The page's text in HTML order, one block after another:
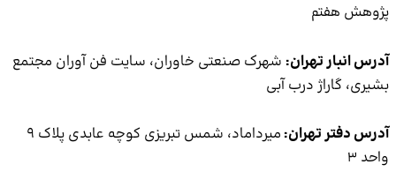
تهران:شهرک صنعتی خاوران، سایت فن آوران مجتمع
درب آبی
تهران: میرداماد، شمس تبریزی کوچه عابدی پلاک 9